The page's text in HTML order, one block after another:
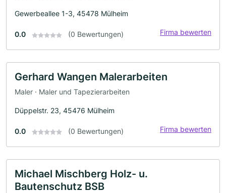
Gewerbeallee 1-3, 45478 Mülheim
0.0 (0 Bewertungen) Firma bewerten
Gerhard Wangen Malerarbeiten
Maler · Maler und Tapezierarbeiten
Düppelstr. 23, 45476 Mülheim
0.0 (0 Bewertungen) Firma bewerten
Michael Mischberg Holz- u.
Bautenschutz BSB